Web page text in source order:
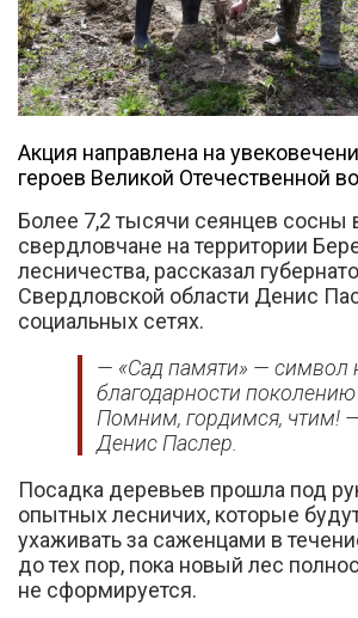
во
Вконтакте
Акция направлена на
героев Великой Отечественной
Более 7,2 тысячи сеянцев сосны
свердловчане на территории
лесничества, рассказал
Свердловской области Денис
социальных сетях.
— «Сад памяти» — символ
благодарности поколению
Помним, гордимся, чтим!
Денис Паслер.
Посадка деревьев прошла под
опытных лесничих, которые
ухаживать за саженцами в
до тех пор, пока новый лес
не сформируется.